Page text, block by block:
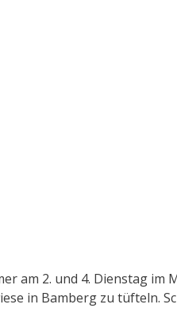
am 2. und 4. Dienstag im
in Bamberg zu tüfteln.